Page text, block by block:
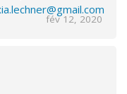
fév 12, 2020